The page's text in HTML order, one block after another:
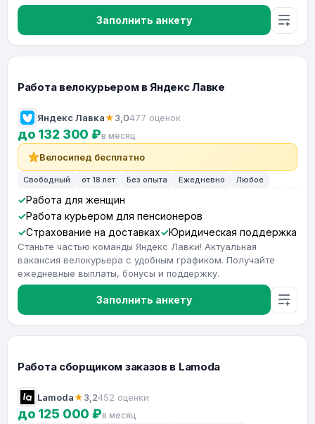
Заполнить анкету
Работа велокурьером в Яндекс Лавке
Яндекс Лавка★3,0477 оценок
до 132 300 ₽в месяц
Велосипед бесплатно
Свободный от 18 лет Без опыта Ежедневно Любое
Работа для женщин
Работа курьером для пенсионеров
Страхование на доставках
Юридическая поддержка
Станьте частью команды Яндекс Лавки! Актуальная
вакансия велокурьера с удобным графиком. Получайте
ежедневные выплаты, бонусы и поддержку.
Заполнить анкету
Работа сборщиком заказов в Lamoda
Lamoda★3,2452 оценки
до 125 000 ₽в месяц